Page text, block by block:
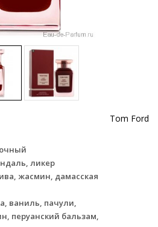
Tom Ford
ликер
жасмин, дамасская
ваниль, пачули,
перуанский бальзам,